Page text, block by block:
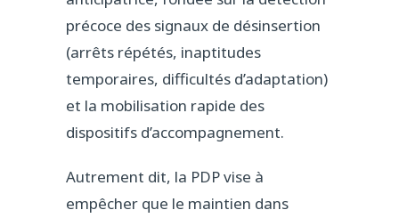
précoce des signaux de désinsertion
(arrêts répétés, inaptitudes
temporaires, difficultés d’adaptation)
et la mobilisation rapide des
dispositifs d’accompagnement.
Autrement dit, la PDP vise à
empêcher que le maintien dans